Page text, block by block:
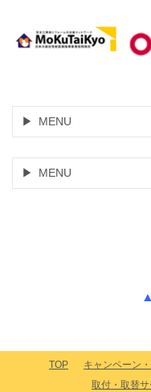
MENU
MENU
▲
TOP キャンペーン
取付・取替